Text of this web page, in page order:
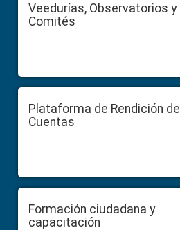
Veedurías, Observatorios y
Comités
Plataforma de Rendición de
Cuentas
Formación ciudadana y
capacitación